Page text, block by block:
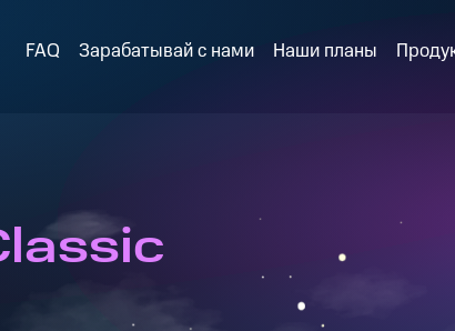
FAQ Зарабатывай с нами Наши планы